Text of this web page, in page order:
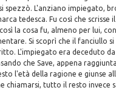
spezzò. L'anziano impiegato,
tedesca. Fu così che scrisse
la cosa fu, almeno per lui,
Si scoprì che il fanciullo si
L'impiegato era deceduto da
che Save, appena
l'età della ragione e giunse
chiamarsi, tutto il resto invece